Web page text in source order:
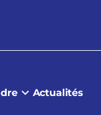
Actualités